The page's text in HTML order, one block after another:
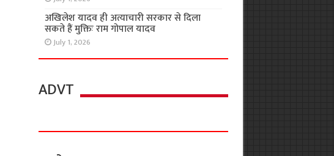
अखिलेश यादव ही अत्याचारी सरकार से दिला
सकते हैं मुक्तिः राम गोपाल यादव
July 1, 2026
ADVT